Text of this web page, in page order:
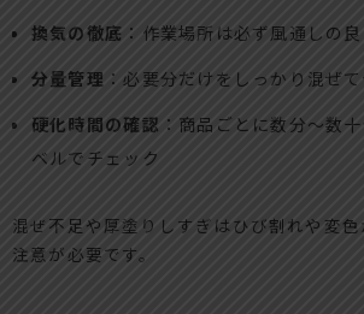
換気の徹底 ：作業場所は必ず風通しの
分量管理 ：必要分だけをしっかり混ぜ
硬化時間の確認 ：商品ごとに数分～数
ベルでチェック
混ぜ不足や厚塗りしすぎはひび割れや変
注意が必要です。